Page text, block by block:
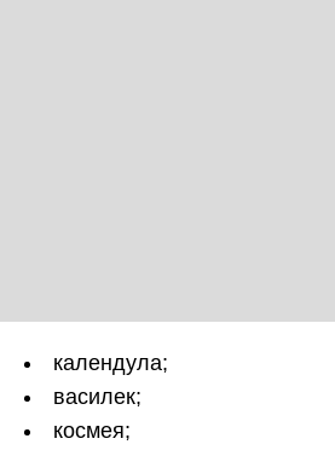
календула;
василек;
космея;